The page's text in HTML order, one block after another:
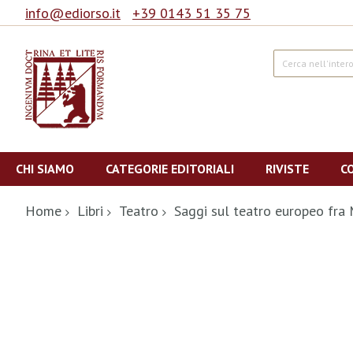
info@ediorso.it +39 0143 51 35 75
Cerca
al
contenuto
CHI SIAMO CATEGORIE EDITORIALI RIVISTE
Home Libri Teatro Saggi sul teatro europeo fra